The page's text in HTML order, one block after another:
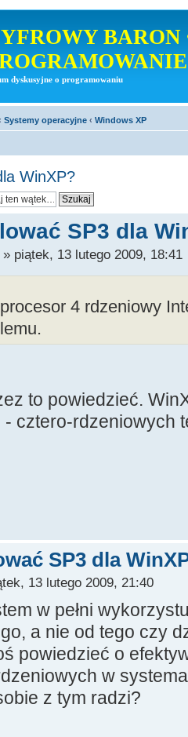
BARON
dyskusyjne o programowaniu
Systemy operacyjne ‹ Windows XP
WinXP?
SP3 dla
» piątek, 13 lutego 2009, 18:41
4 rdzeniowy
to powiedzieć.
cztero-rdzeniowych
SP3 dla
13 lutego 2009, 21:40
w pełni
a nie od tego czy
powiedzieć o
w
z tym radzi?